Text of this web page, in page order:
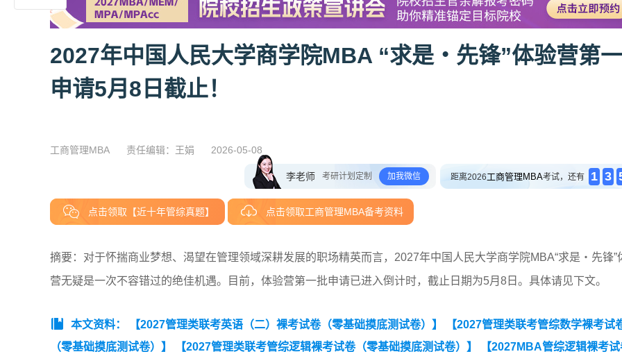
2027年中国人民大学商学院MBA “求是‧先锋”体验营第
申请5月8日截止！
工商管理MBA 责任编辑：王娟 2026-05-08
李老师 考研计划定制 加我微信 距离2026工商管理MBA考试，还有 1 3
点击领取【近十年管综真题】 点击领取工商管理MBA备考资料
摘要：对于怀揣商业梦想、渴望在管理领域深耕发展的职场精英而言，2027年中国人民大学商学院MBA“求是‧先锋”
营无疑是一次不容错过的绝佳机遇。目前，体验营第一批申请已进入倒计时，截止日期为5月8日。具体请见下文。
本文资料： 【2027管理类联考英语（二）裸考试卷（零基础摸底测试卷）】
【2027管理类联考管综数学裸考试
（零基础摸底测试卷）】
【2027管理类联考管综逻辑裸考试卷（零基础摸底测试卷）】
【2027MBA管综逻辑裸考